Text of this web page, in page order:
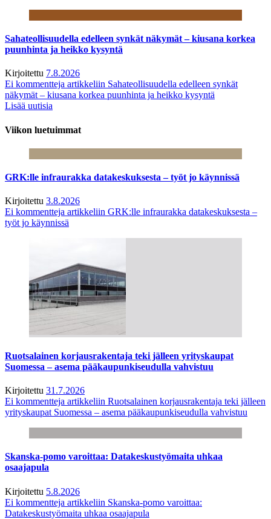
Sahateollisuudella edelleen synkät näkymät – kiusana korkea
puunhinta ja heikko kysyntä
Kirjoitettu 7.8.2026
Ei kommentteja artikkeliin Sahateollisuudella edelleen synkät
näkymät – kiusana korkea puunhinta ja heikko kysyntä
Lisää uutisia
Viikon luetuimmat
GRK:lle infraurakka datakeskuksesta – työt jo käynnissä
Kirjoitettu 3.8.2026
Ei kommentteja artikkeliin GRK:lle infraurakka datakeskuksesta –
työt jo käynnissä
Ruotsalainen korjausrakentaja teki jälleen yrityskaupat
Suomessa – asema pääkaupunkiseudulla vahvistuu
Kirjoitettu 31.7.2026
Ei kommentteja artikkeliin Ruotsalainen korjausrakentaja teki jälleen
yrityskaupat Suomessa – asema pääkaupunkiseudulla vahvistuu
Skanska-pomo varoittaa: Datakeskustyömaita uhkaa
osaajapula
Kirjoitettu 5.8.2026
Ei kommentteja artikkeliin Skanska-pomo varoittaa:
Datakeskustyömaita uhkaa osaajapula